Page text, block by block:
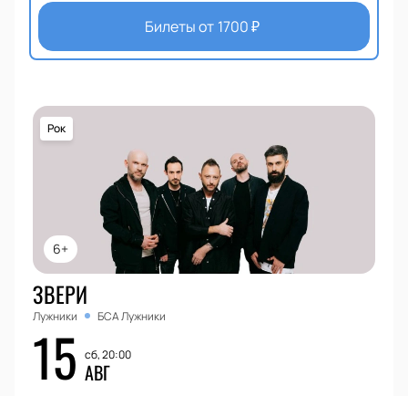
Билеты от 1700₽
6+
Рок
ЗВЕРИ
Лужники БСА Лужники
15 сб, 20:00
АВГ